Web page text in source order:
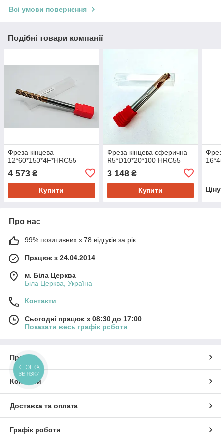
Всі умови повернення
Подібні товари компанії
Фреза кінцева
12*60*150*4F*HRC55
4 573 ₴
Купити
Фреза кінцева сферична
R5*D10*20*100 HRC55
3 148₴
Купити
Про нас
99% позитивних з 78 відгуків за рік
Працює з 24.04.2014
м. Біла Церква
Біла Церква, Україна
Контакти
Сьогодні працює з 08:30 до 17:00
Показати весь графік роботи
Про нас
Контакти
Доставка та оплата
Графік роботи
КНОПКА
ЗВ'ЯЗКУ